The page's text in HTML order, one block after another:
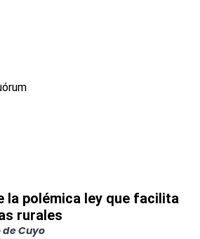
la polémica ley que facilita
rurales
de Cuyo